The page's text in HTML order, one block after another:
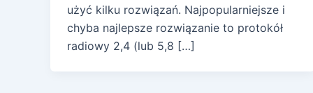
użyć kilku rozwiązań. Najpopularniejsze i
chyba najlepsze rozwiązanie to protokół
radiowy 2,4 (lub 5,8 […]